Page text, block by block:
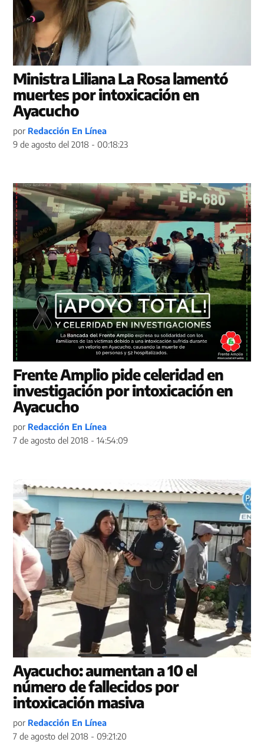
Ministra Liliana La Rosa lamentó
muertes por intoxicación en
Ayacucho
por Redacción En Línea
9 de agosto del 2018 - 00:18:23
Frente Amplio pide celeridad en
investigación por intoxicación en
Ayacucho
por Redacción En Línea
7 de agosto del 2018 - 14:54:09
Ayacucho: aumentan a 10 el
número de fallecidos por
intoxicación masiva
por Redacción En Línea
7 de agosto del 2018 - 09:21:20